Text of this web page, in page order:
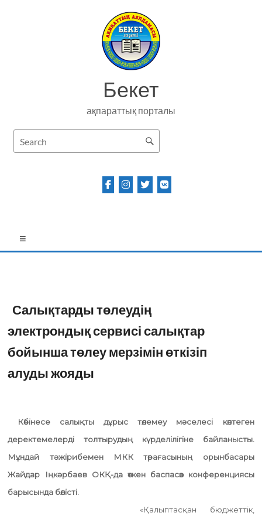
Бекет
ақпараттық порталы
Салықтарды төлеудің
электрондық сервисі салықтар
бойынша төлеу мерзімін өткізіп
алуды жояды
Көбінесе салықты дұрыс төлемеу мәселесі көптеген
деректемелерді толтырудың күрделілігіне байланысты.
Мұндай тәжірибемен МКК төрағасының орынбасары
Жайдар Іңкәрбаев ОКҚ-да өткен баспасөз конференциясы
барысында бөлісті.
«Қалыптасқан бюджеттік,